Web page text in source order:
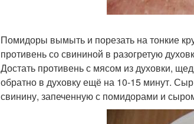
Помидоры вымыть и порезать на тонкие
противень со свининой в разогретую
Достать противень с мясом из духовки,
обратно в духовку ещё на 10-15 минут.
свинину, запеченную с помидорами и